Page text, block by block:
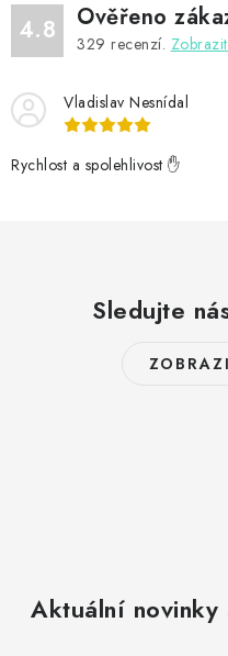
4.8 Ověřeno
329 recenzí.
Vladislav Nesnídal
Rychlost a spolehlivost ✋
Sledujte
Aktuální novinky